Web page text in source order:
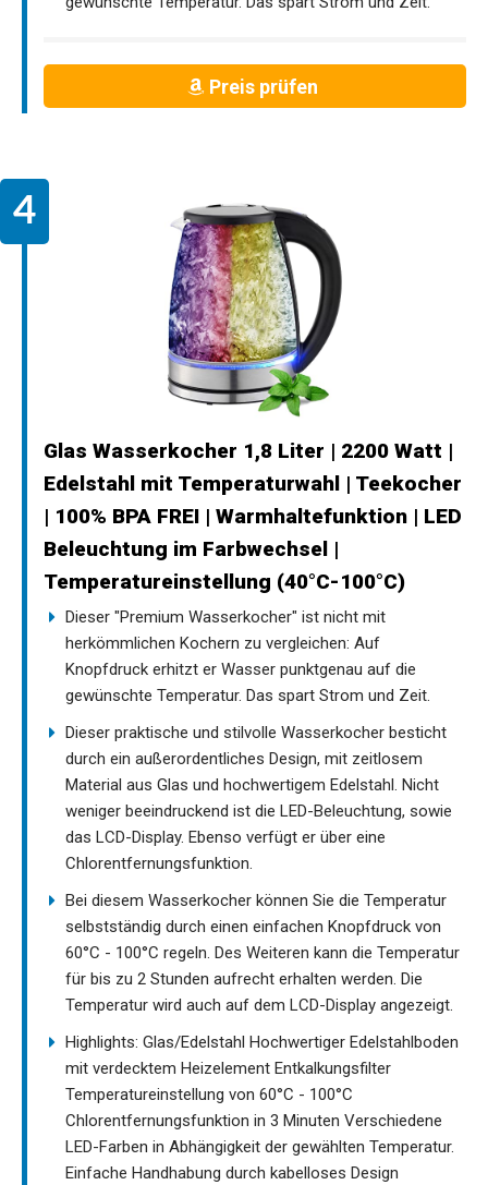
Preis prüfen
Glas Wasserkocher 1,8 Liter | 2200 Watt |
Edelstahl mit Temperaturwahl | Teekocher
| 100% BPA FREI | Warmhaltefunktion | LED
Beleuchtung im Farbwechsel |
Temperatureinstellung (40°C-100°C)
Dieser "Premium Wasserkocher" ist nicht mit
herkömmlichen Kochern zu vergleichen: Auf
Knopfdruck erhitzt er Wasser punktgenau auf die
gewünschte Temperatur. Das spart Strom und Zeit.
Dieser praktische und stilvolle Wasserkocher besticht
durch ein außerordentliches Design, mit zeitlosem
Material aus Glas und hochwertigem Edelstahl. Nicht
weniger beeindruckend ist die LED-Beleuchtung, sowie
das LCD-Display. Ebenso verfügt er über eine
Chlorentfernungsfunktion.
Bei diesem Wasserkocher können Sie die Temperatur
selbstständig durch einen einfachen Knopfdruck von
60°C - 100°C regeln. Des Weiteren kann die Temperatur
für bis zu 2 Stunden aufrecht erhalten werden. Die
Temperatur wird auch auf dem LCD-Display angezeigt.
Highlights: Glas/Edelstahl Hochwertiger Edelstahlboden
mit verdecktem Heizelement Entkalkungsfilter
Temperatureinstellung von 60°C - 100°C
Chlorentfernungsfunktion in 3 Minuten Verschiedene
LED-Farben in Abhängigkeit der gewählten Temperatur.
Einfache Handhabung durch kabelloses Design